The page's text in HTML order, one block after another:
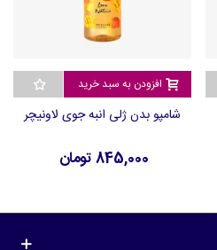
افزودن به سبد خرید
شامپو بدن ژلی انبه جوی لاونیچر
845,000 تومان